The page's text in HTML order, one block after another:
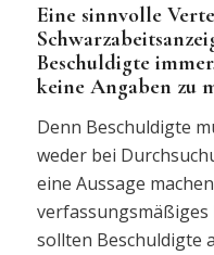
Eine sinnvolle
Beschuldigte
keine Angaben zu
Denn Beschuldigte
weder bei
eine Aussage
verfassungsmäßiges
sollten Beschuldigte